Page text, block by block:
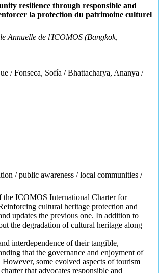
resilience through responsible and
la protection du patrimoine culturel
Annuelle de l'ICOMOS (Bangkok,
/ Fonseca, Sofía / Bhattacharya, Ananya /
/ public awareness / local communities /
the ICOMOS International Charter for
cultural heritage protection and
updates the previous one. In addition to
the degradation of cultural heritage along
interdependence of their tangible,
that the governance and enjoyment of
some evolved aspects of tourism
that advocates responsible and